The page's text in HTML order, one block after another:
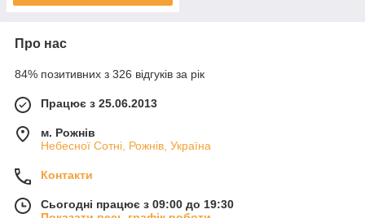
Про нас
84% позитивних з 326 відгуків за рік
Працює з 25.06.2013
м. Рожнів
Небесної Сотні, Рожнів, Україна
Контакти
Сьогодні працює з 09:00 до 19:30